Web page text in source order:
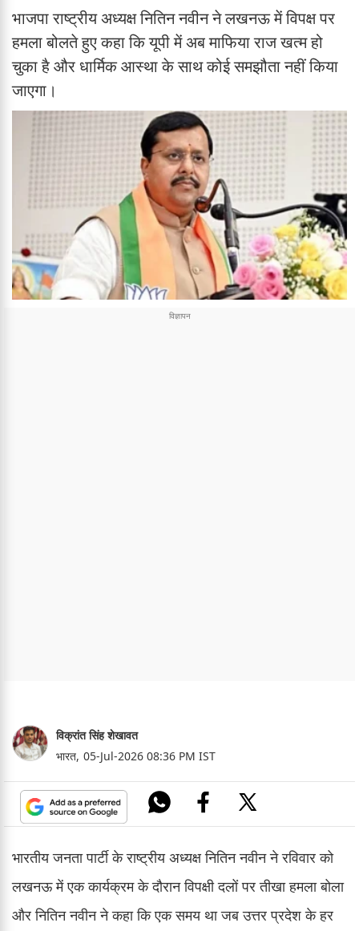
भाजपा राष्ट्रीय अध्यक्ष नितिन नवीन ने लखनऊ में विपक्ष पर
हमला बोलते हुए कहा कि यूपी में अब माफिया राज खत्म हो
चुका है और धार्मिक आस्था के साथ कोई समझौता नहीं किया
जाएगा।
विक्रांत सिंह शेखावत
भारत, 05-Jul-2026 08:36 PM IST
भारतीय जनता पार्टी के राष्ट्रीय अध्यक्ष नितिन नवीन ने रविवार को
लखनऊ में एक कार्यक्रम के दौरान विपक्षी दलों पर तीखा हमला बोला
और नितिन नवीन ने कहा कि एक समय था जब उत्तर प्रदेश के हर